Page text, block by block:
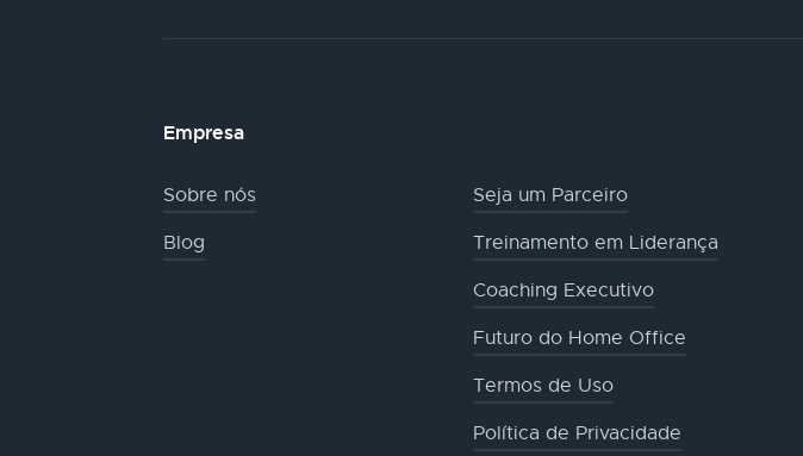
Empresa
Sobre nós
Seja um Parceiro
Blog
Treinamento em Liderança
Coaching Executivo
Futuro do Home Office
Termos de Uso
Política de Privacidade